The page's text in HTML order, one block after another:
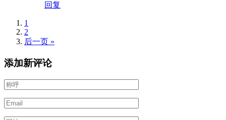
回复
1
2
后一页 »
添加新评论